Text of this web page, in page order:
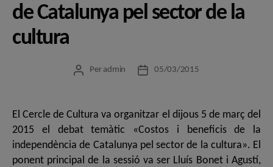
de Catalunya pel sector de la
cultura
Autor
Per admin
Data05/03/2015
El Cercle de Cultura va organitzar el dijous 5 de març del
2015 el debat temàtic «Costos i beneficis de la
independència de Catalunya pel sector de la cultura». El
ponent principal de la sessió va ser Lluís Bonet i Agustí,